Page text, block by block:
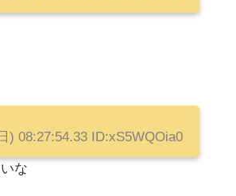
) 08:27:54.33 ID:xS5WQOia0
な